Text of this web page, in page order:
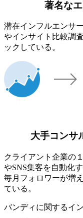
著名な
潜在インフルエンサ
やインサイト比較調
ックしている。
大手コンサ
クライアント企業の
やSNS集客を自動化
毎月フォロワーが増
ている。
バンディに関するイ